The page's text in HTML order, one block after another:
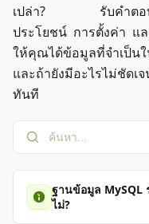
เปล่า? รับคำตอบทุก
ประโยชน์ การตั้งค่า แ
ให้คุณได้ข้อมูลที่จำเป็นใ
และถ้ายังมีอะไรไม่ชั
ทันที
ฐานข้อมูล MySQL
ไม่?